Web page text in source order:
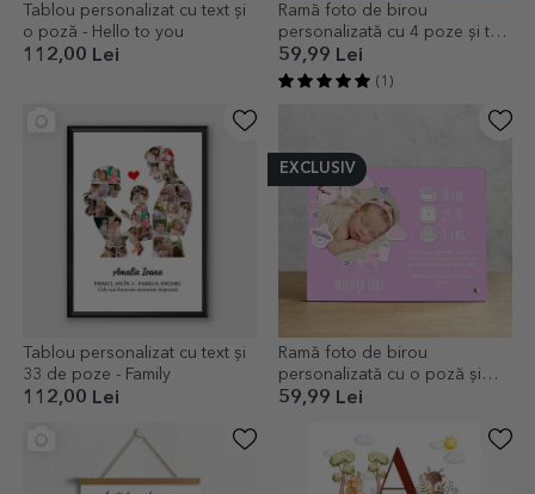
Tablou personalizat cu text și
o poză - Hello to you
112,00 Lei
Ramă foto de birou
personalizată cu 4 poze și text
- Baby
59,99 Lei
(1)
Tablou personalizat cu text și
33 de poze - Family
112,00 Lei
EXCLUSIV
Ramă foto de birou
personalizată cu o poză și
text - Micuța noastră
59,99 Lei